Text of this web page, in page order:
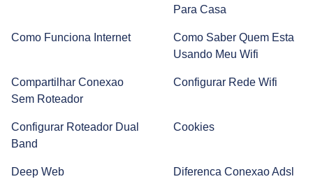
Amplificador de Sinal Wi-Fi: Entenda Como Funciona e
Prime Day 2022 | Melhores Ofertas | Alexa, Jogos online e
Kindle
O que é Hardware? Veja como testar o seu!
Para Casa
Como Funciona Internet
Como Saber Quem Esta
Usando Meu Wifi
Compartilhar Conexao
Sem Roteador
Configurar Rede Wifi
Configurar Roteador Dual
Band
Cookies
Deep Web
Diferenca Conexao Adsl